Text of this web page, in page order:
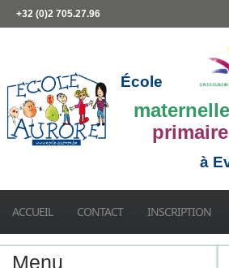
+32 (0)2 705.27.96
École
maternelle
primaire
à
ACCUEIL CONTACT INSCRIPTION
Menu